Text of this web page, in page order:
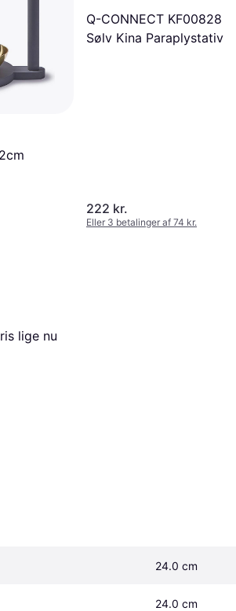
Q-CONNECT KF00828
Sølv Kina Paraplystativ
222 kr.
Eller 3 betalinger af 74 kr.
lige nu
24.0 cm
24.0 cm